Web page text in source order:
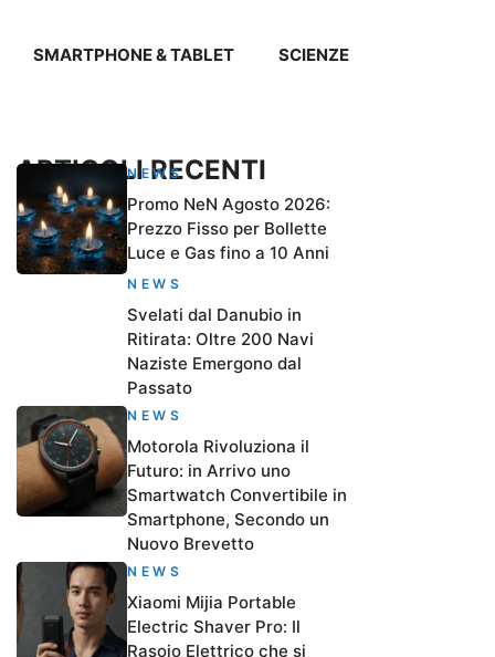
SMARTPHONE & TABLET SCIENZE
ARTICOLI RECENTI
NEWS
Promo NeN Agosto 2026:
Prezzo Fisso per Bollette
Luce e Gas fino a 10 Anni
NEWS
Svelati dal Danubio in
Ritirata: Oltre 200 Navi
Naziste Emergono dal
Passato
NEWS
Motorola Rivoluziona il
Futuro: in Arrivo uno
Smartwatch Convertibile in
Smartphone, Secondo un
Nuovo Brevetto
NEWS
Xiaomi Mijia Portable
Electric Shaver Pro: Il
Rasoio Elettrico che si